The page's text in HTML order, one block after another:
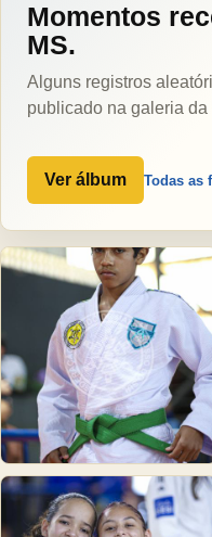
Momentos
MS.
Alguns registros
publicado na galeria da
Ver álbum Todas as